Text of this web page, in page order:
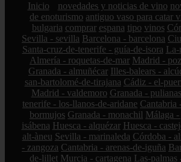
Inicio novedades y noticias de vino
de enoturismo antiguo vaso para catar
bulgaria comprar espana tipo vinos
Sevilla - sevilla Barcelona - barcelona
Santa-cruz-de-tenerife - guía-de-isora La-
Almería - roquetas-de-mar Madrid -
Granada - almuñécar Illes-balears -
san-bartolomé-de-tirajana Cádiz - el-
Madrid - valdemoro Granada - pulianas
tenerife - los-llanos-de-aridane Cantabria
bormujos Granada - monachil Málaga
isábena Huesca - alquézar Huesca -
alt-àneu Sevilla - marinaleda Córdoba -
- zangoza Cantabria - arenas-de-iguña
de-lillet Murcia - cartagena Las-palmas